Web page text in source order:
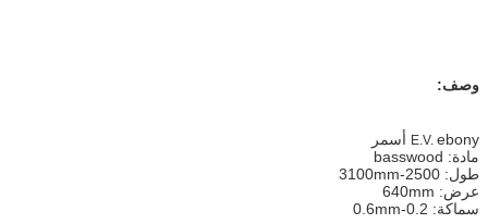
وصف:
E.V. ebony أسمر
مادة: basswood
طول: 2500-3100mm
عرض: 640mm
سماكة: 0.2-0.6mm